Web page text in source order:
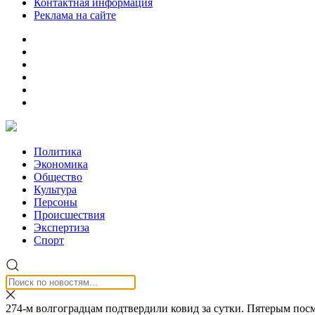
Контактная информация
Реклама на сайте
Политика
Экономика
Общество
Культура
Персоны
Происшествия
Экспертиза
Спорт
274-м волгоградцам подтвердили ковид за сутки. Пятерым